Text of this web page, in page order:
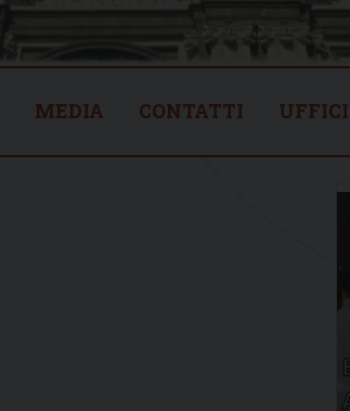
MEDIA CONTATTI UFFICI